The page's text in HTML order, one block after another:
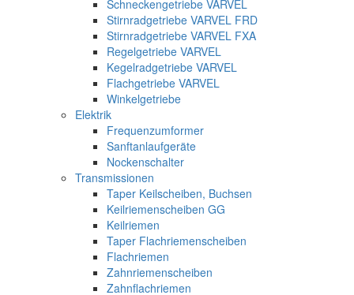
Schneckengetriebe VARVEL
Stirnradgetriebe VARVEL FRD
Stirnradgetriebe VARVEL FXA
Regelgetriebe VARVEL
Kegelradgetriebe VARVEL
Flachgetriebe VARVEL
Winkelgetriebe
Elektrik
Frequenzumformer
Sanftanlaufgeräte
Nockenschalter
Transmissionen
Taper Keilscheiben, Buchsen
Keilriemenscheiben GG
Keilriemen
Taper Flachriemenscheiben
Flachriemen
Zahnriemenscheiben
Zahnflachriemen